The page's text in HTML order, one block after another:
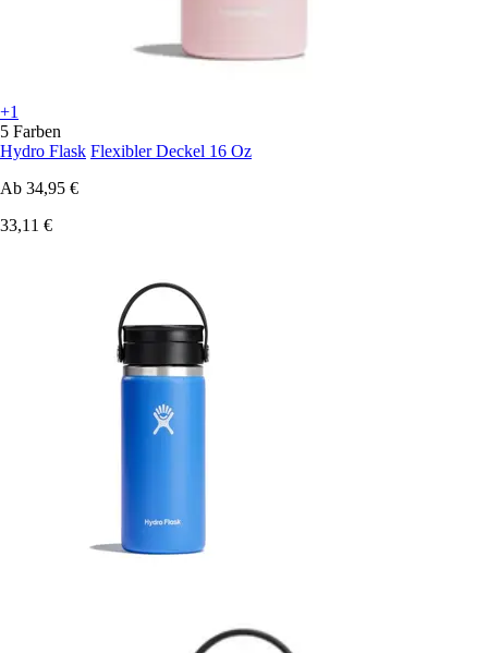
+1
5 Farben
Hydro Flask Flexibler Deckel 16 Oz
Ab 34,95 €
33,11 €